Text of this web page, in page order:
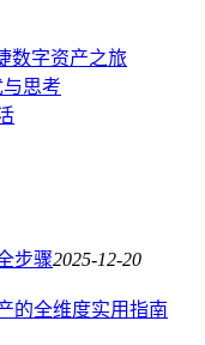
数字资产之旅
思考
步骤2025-12-20
的全维度实用指南